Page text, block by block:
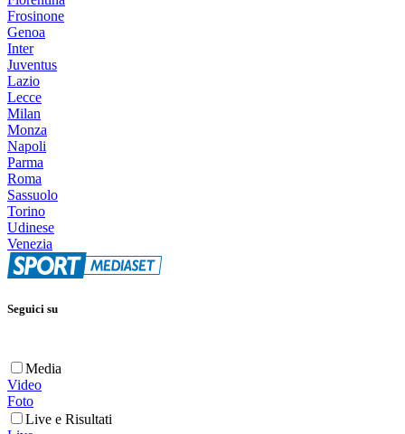
Frosinone
Genoa
Inter
Juventus
Lazio
Lecce
Milan
Monza
Napoli
Parma
Roma
Sassuolo
Torino
Udinese
Venezia
Seguici su
Media
Video
Foto
Live e Risultati